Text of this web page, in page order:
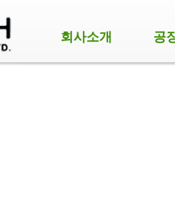
회사소개 공